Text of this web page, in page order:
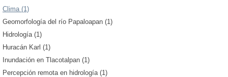
Clima (1)
Geomorfología del río Papaloapan (1)
Hidrología (1)
Huracán Karl (1)
Inundación en Tlacotalpan (1)
Percepción remota en hidrología (1)